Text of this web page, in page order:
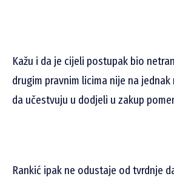
Kažu i da je cijeli postupak bio
drugim pravnim licima nije na
da učestvuju u dodjeli u zakup
Rankić ipak ne odustaje od tvrdnje